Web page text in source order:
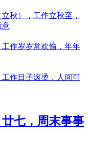
秋），工作立秋至，
意
作岁岁常欢愉，年年
作日子滚烫，人间可
七，周末事事